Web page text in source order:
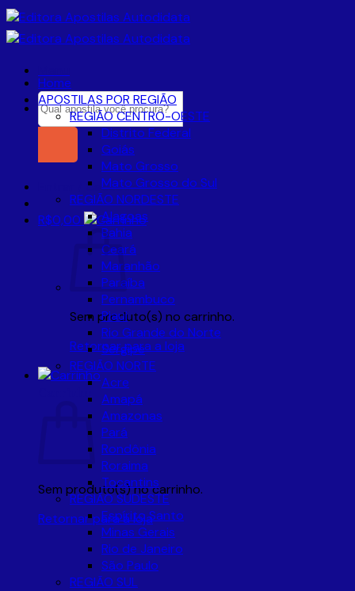
Skip
to
content
Pesquisar
por:
Entrar / Cadastre-se
R$0,00
Sem produto(s) no carrinho.
Retornar para a loja
Sem produto(s) no carrinho.
Retornar para a loja
Home
APOSTILAS POR REGIÃO
REGIÃO CENTRO-OESTE
Distrito Federal
Goiás
Mato Grosso
Mato Grosso do Sul
REGIÃO NORDESTE
Alagoas
Bahia
Ceará
Maranhão
Paraíba
Pernambuco
Piaui
Rio Grande do Norte
Sergipe
REGIÃO NORTE
Acre
Amapá
Amazonas
Pará
Rondônia
Roraima
Tocantins
REGIÃO SUDESTE
Espírito Santo
Minas Gerais
Rio de Janeiro
São Paulo
REGIÃO SUL